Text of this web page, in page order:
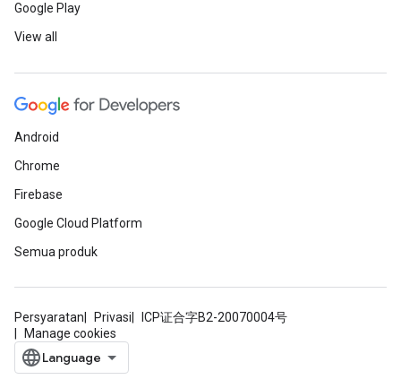
Google Play
View all
Android
Chrome
Firebase
Google Cloud Platform
Semua produk
Persyaratan Privasi
ICP证合字B2-20070004号
Manage cookies